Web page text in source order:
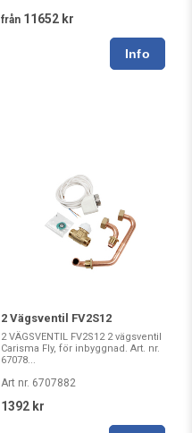
från 11652 kr
2 Vägsventil FV2S12
2 VÄGSVENTIL FV2S12 2 vägsventil
Carisma Fly, för inbyggnad. Art. nr.
67078...
Art nr. 6707882
1392 kr